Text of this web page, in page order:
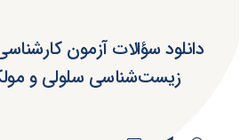
زیست‌شناسی سلولی و